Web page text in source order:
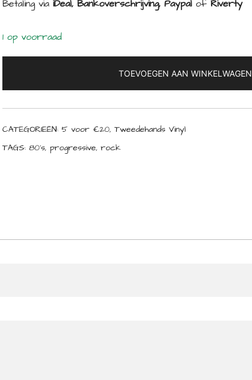
Betaling via iDeal, Bankoverschrijving, Paypal of Riverty
1 op voorraad
TOEVOEGEN AAN WINKELWAGEN
CATEGORIEËN: 5 voor €20, Tweedehands Vinyl
TAGS: 80's, progressive, rock